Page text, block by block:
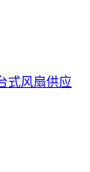
式风扇供应